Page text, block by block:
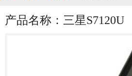
产品名称：三星S7120U